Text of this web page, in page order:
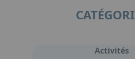
Activités